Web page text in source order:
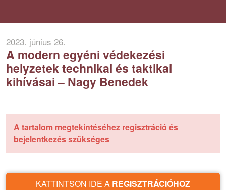
2023. június 26.
A modern egyéni védekezési
helyzetek technikai és taktikai
kihívásai – Nagy Benedek
A tartalom megtekintéséhez regisztráció és
bejelentkezésszükséges
KATTINTSON IDE A REGISZTRÁCIÓHOZ